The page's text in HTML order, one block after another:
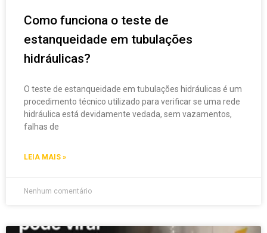
Como funciona o teste de
estanqueidade em tubulações
hidráulicas?
O teste de estanqueidade em tubulações hidráulicas é um
procedimento técnico utilizado para verificar se uma rede
hidráulica está devidamente vedada, sem vazamentos,
falhas de
LEIA MAIS »
Nenhum comentário